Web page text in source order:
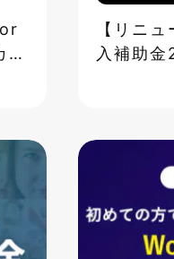
ー
【リニ
入補助